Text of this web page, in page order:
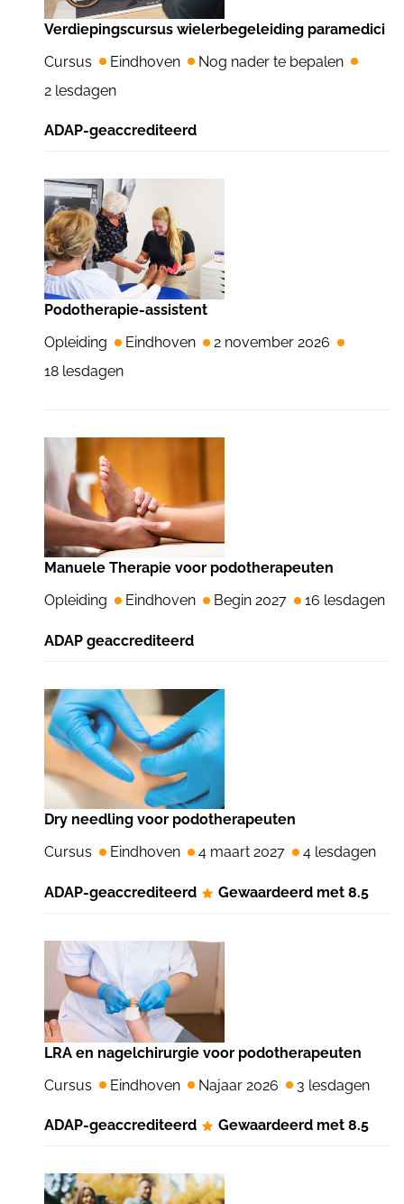
Verdiepingscursus wielerbegeleiding paramedici
Cursus
Eindhoven
Nog nader te bepalen
2 lesdagen
ADAP-geaccrediteerd
Podotherapie-assistent
Opleiding
Eindhoven
2 november 2026
18 lesdagen
Manuele Therapie voor podotherapeuten
Opleiding
Eindhoven Begin 2027 16 lesdagen
ADAP geaccrediteerd
Dry needling voor podotherapeuten
Cursus
Eindhoven 4 maart 2027 4 lesdagen
ADAP-geaccrediteerd Gewaardeerd met 8.5
LRA en nagelchirurgie voor podotherapeuten
Cursus
Eindhoven Najaar 2026 3 lesdagen
ADAP-geaccrediteerd Gewaardeerd met 8.5